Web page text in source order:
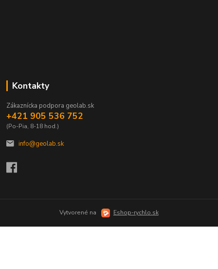
Kontakty
Zákaznícka podpora geolab.sk
+421 905 536 752
(Po-Pia, 8-18 hod.)
info@geolab.sk
Vytvorené na Eshop-rychlo.sk